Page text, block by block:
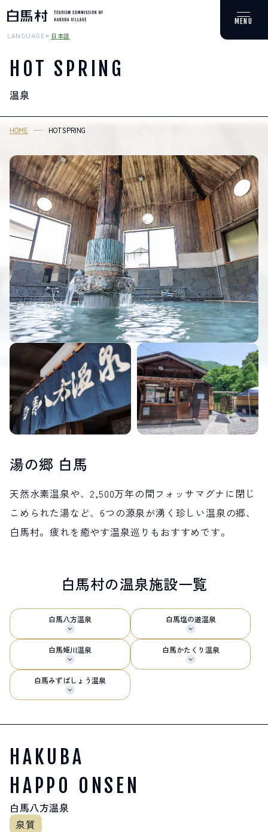
MOUNTAIN & TREKKING
登山・トレッキング
SKI RESORTS
スキー場
HOT SPRING
温泉
SPOTS
スポット紹介
白馬村観光局インフォメーション
長野県北安曇郡白馬村北城5497
Snow Peak LAND STATION HAKUBA内
営業時間：9:00～17:00
定休日：無休
LIVE CAMERA
ライブカメラ
RECOMMENDATION
おすすめ情報
ABOUT HAKUBA
白馬村について
EVENTS
イベント情報
INFORMATION
お知らせ
MEISTER TOUR
マイスターツアー
STAY
宿泊施設
ACTIVITIES
アクティビティー
HAKUBA ORIGINAL
Hakuba Original
NORWAY VILLAGE
ノルウェービレッジ
SEASONS
白馬村の季節
SHIONOMICHI
塩の道
検索する
白馬村までのアクセス
白馬村内の交通情報
プライバシーポリシー
利用規約
LANGUAGE 日本語
HOT SPRING
温泉
HOME HOTSPRING
湯の郷 白馬
天然水素温泉や、2,500万年の間フォッサマグナに閉じ
こめられた湯など、6つの源泉が湧く珍しい温泉の郷、
白馬村。疲れを癒やす温泉巡りもおすすめです。
白馬村の温泉施設一覧
白馬八方温泉 白馬塩の道温泉
白馬姫川温泉 白馬かたくり温泉
白馬みずばしょう温泉
HAKUBA
HAPPO ONSEN
白馬八方温泉